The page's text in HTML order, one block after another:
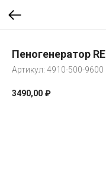
Пеногенератор RE
Артикул: 4910-500-9600
3490,00 ₽